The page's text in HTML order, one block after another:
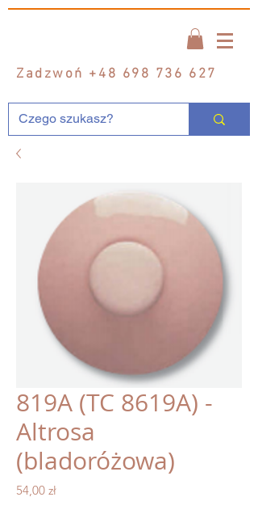
Zadzwoń +48 698 736 627
819A (TC 8619A) -
Altrosa
(bladoróżowa)
54,00 złCena